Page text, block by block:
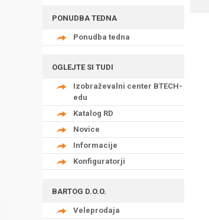
PONUDBA TEDNA
Ponudba tedna
OGLEJTE SI TUDI
Izobraževalni center BTECH-
edu
Katalog RD
Novice
Informacije
Konfiguratorji
BARTOG D.O.O.
Veleprodaja